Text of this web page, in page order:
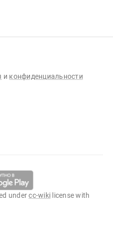
и конфиденциальности
undercc-wiki license with